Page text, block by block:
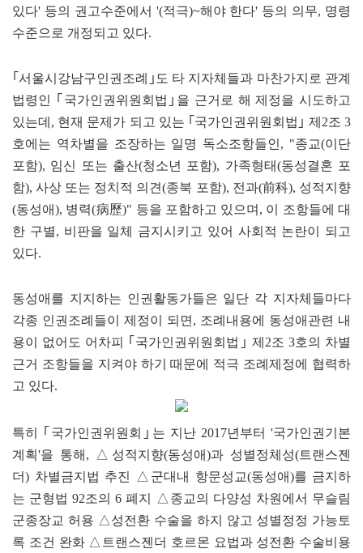
있다' 등의 권고수준에서 '(적극)~해야 한다' 등의 의무, 명령
수준으로 개정되고 있다.
｢서울시강남구인권조례｣도 타 지자체들과 마찬가지로 관계
법령인 ｢국가인권위원회법｣을 근거로 해 제정을 시도하고
있는데, 현재 문제가 되고 있는 ｢국가인권위원회법｣ 제2조 3
호에는 역차별을 조장하는 일명 독소조항들인, "종교(이단
포함), 임신 또는 출산(청소년 포함), 가족형태(동성결혼 포
함), 사상 또는 정치적 의견(종북 포함), 전과(前科), 성적지향
(동성애), 병력(病歷)" 등을 포함하고 있으며, 이 조항들에 대
한 구별, 비판을 일체 금지시키고 있어 사회적 논란이 되고
있다.
동성애를 지지하는 인권활동가들은 일단 각 지자체들마다
각종 인권조례들이 제정이 되면, 조례내용에 동성애관련 내
용이 없어도 어차피 ｢국가인권위원회법｣ 제2조 3호의 차별
근거 조항들을 지켜야 하기 때문에 적극 조례제정에 협력하
고 있다.
특히 ｢국가인권위원회｣는 지난 2017년부터 '국가인권기본
계획'을 통해, △성적지향(동성애)과 성별정체성(트랜스젠
더) 차별금지법 추진 △군대내 항문성교(동성애)를 금지하
는 군형법 92조의 6 폐지 △종교의 다양성 차원에서 무슬림
군종장교 허용 △성전환 수술을 하지 않고 성별정정 가능토
록 조건 완화 △트랜스젠더 호르몬 요법과 성전환 수술비용